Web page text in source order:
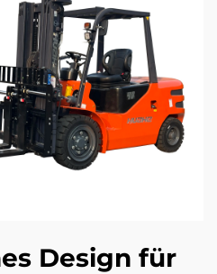
Design für